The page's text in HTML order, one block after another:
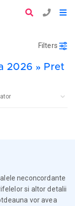
Filters
2026 » Pret
neconcordante
si altor detalii
vor avea